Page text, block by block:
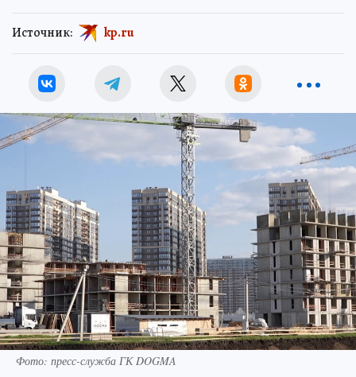
Источник: kp.ru
Фото: пресс-служба ГК DOGMA